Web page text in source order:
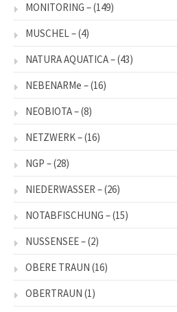
MONITORING –(149)
MUSCHEL –(4)
NATURA AQUATICA –(43)
NEBENARMe –(16)
NEOBIOTA –(8)
NETZWERK –(16)
NGP –(28)
NIEDERWASSER –(26)
NOTABFISCHUNG –(15)
NUSSENSEE –(2)
OBERE TRAUN (16)
OBERTRAUN (1)